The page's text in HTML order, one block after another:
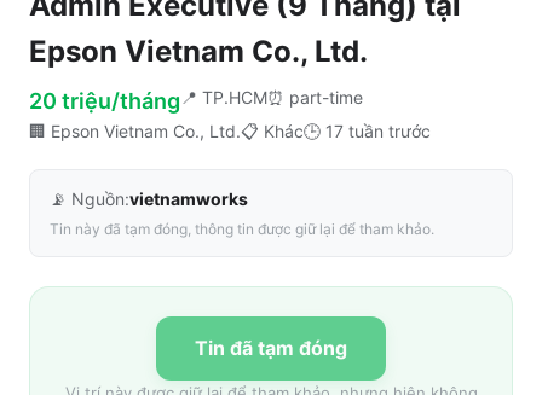
Epson Vietnam Co., Ltd.
20 triệu/tháng 📍 TP.HCM⏰ part-time
🏢 Epson Vietnam Co., Ltd.📋 Khác🕒 17 tuần trước
📡 Nguồn:vietnamworks
Tin này đã tạm đóng, thông tin được giữ lại để tham khảo.
Tin đã tạm đóng